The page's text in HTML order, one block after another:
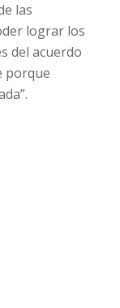
las
lograr los
del acuerdo
porque